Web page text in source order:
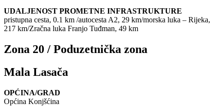
UDALJENOST PROMETNE INFRASTRUKTURE
pristupna cesta, 0.1 km /autocesta A2, 29 km/morska luka – Rijeka,
217 km/Zračna luka Franjo Tuđman, 49 km
Zona 20 / Poduzetnička zona
Mala Lasača
OPĆINA/GRAD
Općina Konjšćina